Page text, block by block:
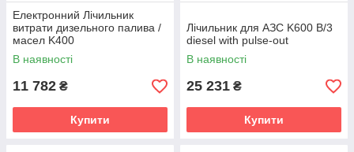
Електронний Лічильник
витрати дизельного палива /
масел K400
В наявності
11 782 ₴
Купити
Лічильник для АЗС K600 B/3
diesel with pulse-out
В наявності
25 231 ₴
Купити